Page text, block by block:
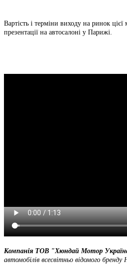
Вартість і терміни виходу на ринок цієї
презентації на автосалоні у Парижі.
Компанія ТOВ "Хюндай Мотор
автомобілів всесвітньо відомого